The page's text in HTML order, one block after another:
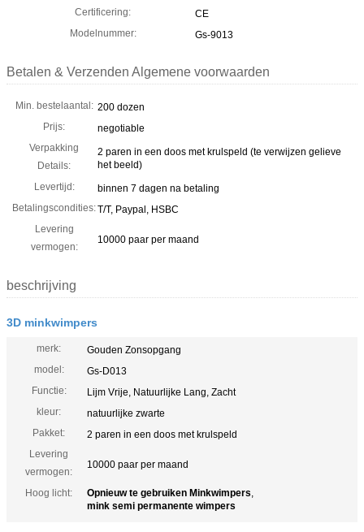
Certificering:
CE
Modelnummer:
Gs-9013
Betalen & Verzenden Algemene voorwaarden
Min. bestelaantal: 200 dozen
Prijs:
negotiable
Verpakking
Details:
2 paren in een doos met krulspeld (te verwijzen gelieve
het beeld)
Levertijd:
binnen 7 dagen na betaling
Betalingscondities:T/T, Paypal, HSBC
Levering
vermogen:
10000 paar per maand
beschrijving
3D minkwimpers
merk:
Gouden Zonsopgang
model:
Gs-D013
Functie:
Lijm Vrije, Natuurlijke Lang, Zacht
kleur:
natuurlijke zwarte
Pakket:
2 paren in een doos met krulspeld
Levering
vermogen:
10000 paar per maand
Hoog licht: Opnieuw te gebruiken Minkwimpers,
mink semi permanente wimpers